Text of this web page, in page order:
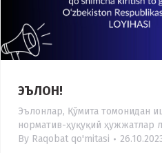
ЭЪЛОН!
Эълонлар, Қўмита томонидан
норматив-ҳуқуқий ҳужжатлар
By Raqobat qo'mitasi